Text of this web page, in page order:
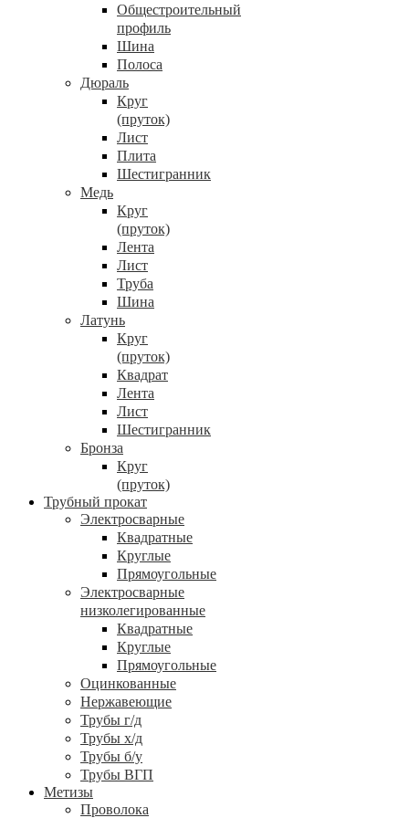
Общестроительный
профиль
Шина
Полоса
Дюраль
Круг
(пруток)
Лист
Плита
Шестигранник
Медь
Круг
(пруток)
Лента
Лист
Труба
Шина
Латунь
Круг
(пруток)
Квадрат
Лента
Лист
Шестигранник
Бронза
Круг
(пруток)
Трубный прокат
Электросварные
Квадратные
Круглые
Прямоугольные
Электросварные
низколегированные
Квадратные
Круглые
Прямоугольные
Оцинкованные
Нержавеющие
Трубы г/д
Трубы х/д
Трубы б/у
Трубы ВГП
Метизы
Проволока